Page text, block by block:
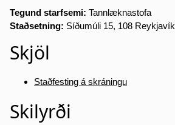
Tegund starfsemi: Tannlæknastofa
Staðsetning: Síðumúli 15, 108 Reykjavík
Skjöl
Staðfesting á skráningu
Skilyrði